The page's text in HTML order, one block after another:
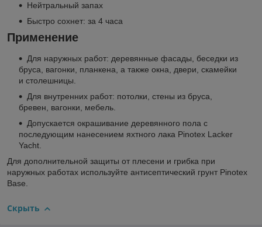
Нейтральный запах
Быстро сохнет: за 4 часа
Применение
Для наружных работ: деревянные фасады, беседки из
бруса, вагонки, планкена, а также окна, двери, скамейки
и столешницы.
Для внутренних работ: потолки, стены из бруса,
бревен, вагонки, мебель.
Допускается окрашивание деревянного пола с
последующим нанесением яхтного лака Pinotex Lacker
Yacht.
Для дополнительной защиты от плесени и грибка при
наружных работах используйте антисептический грунт Pinotex
Base.
Скрыть